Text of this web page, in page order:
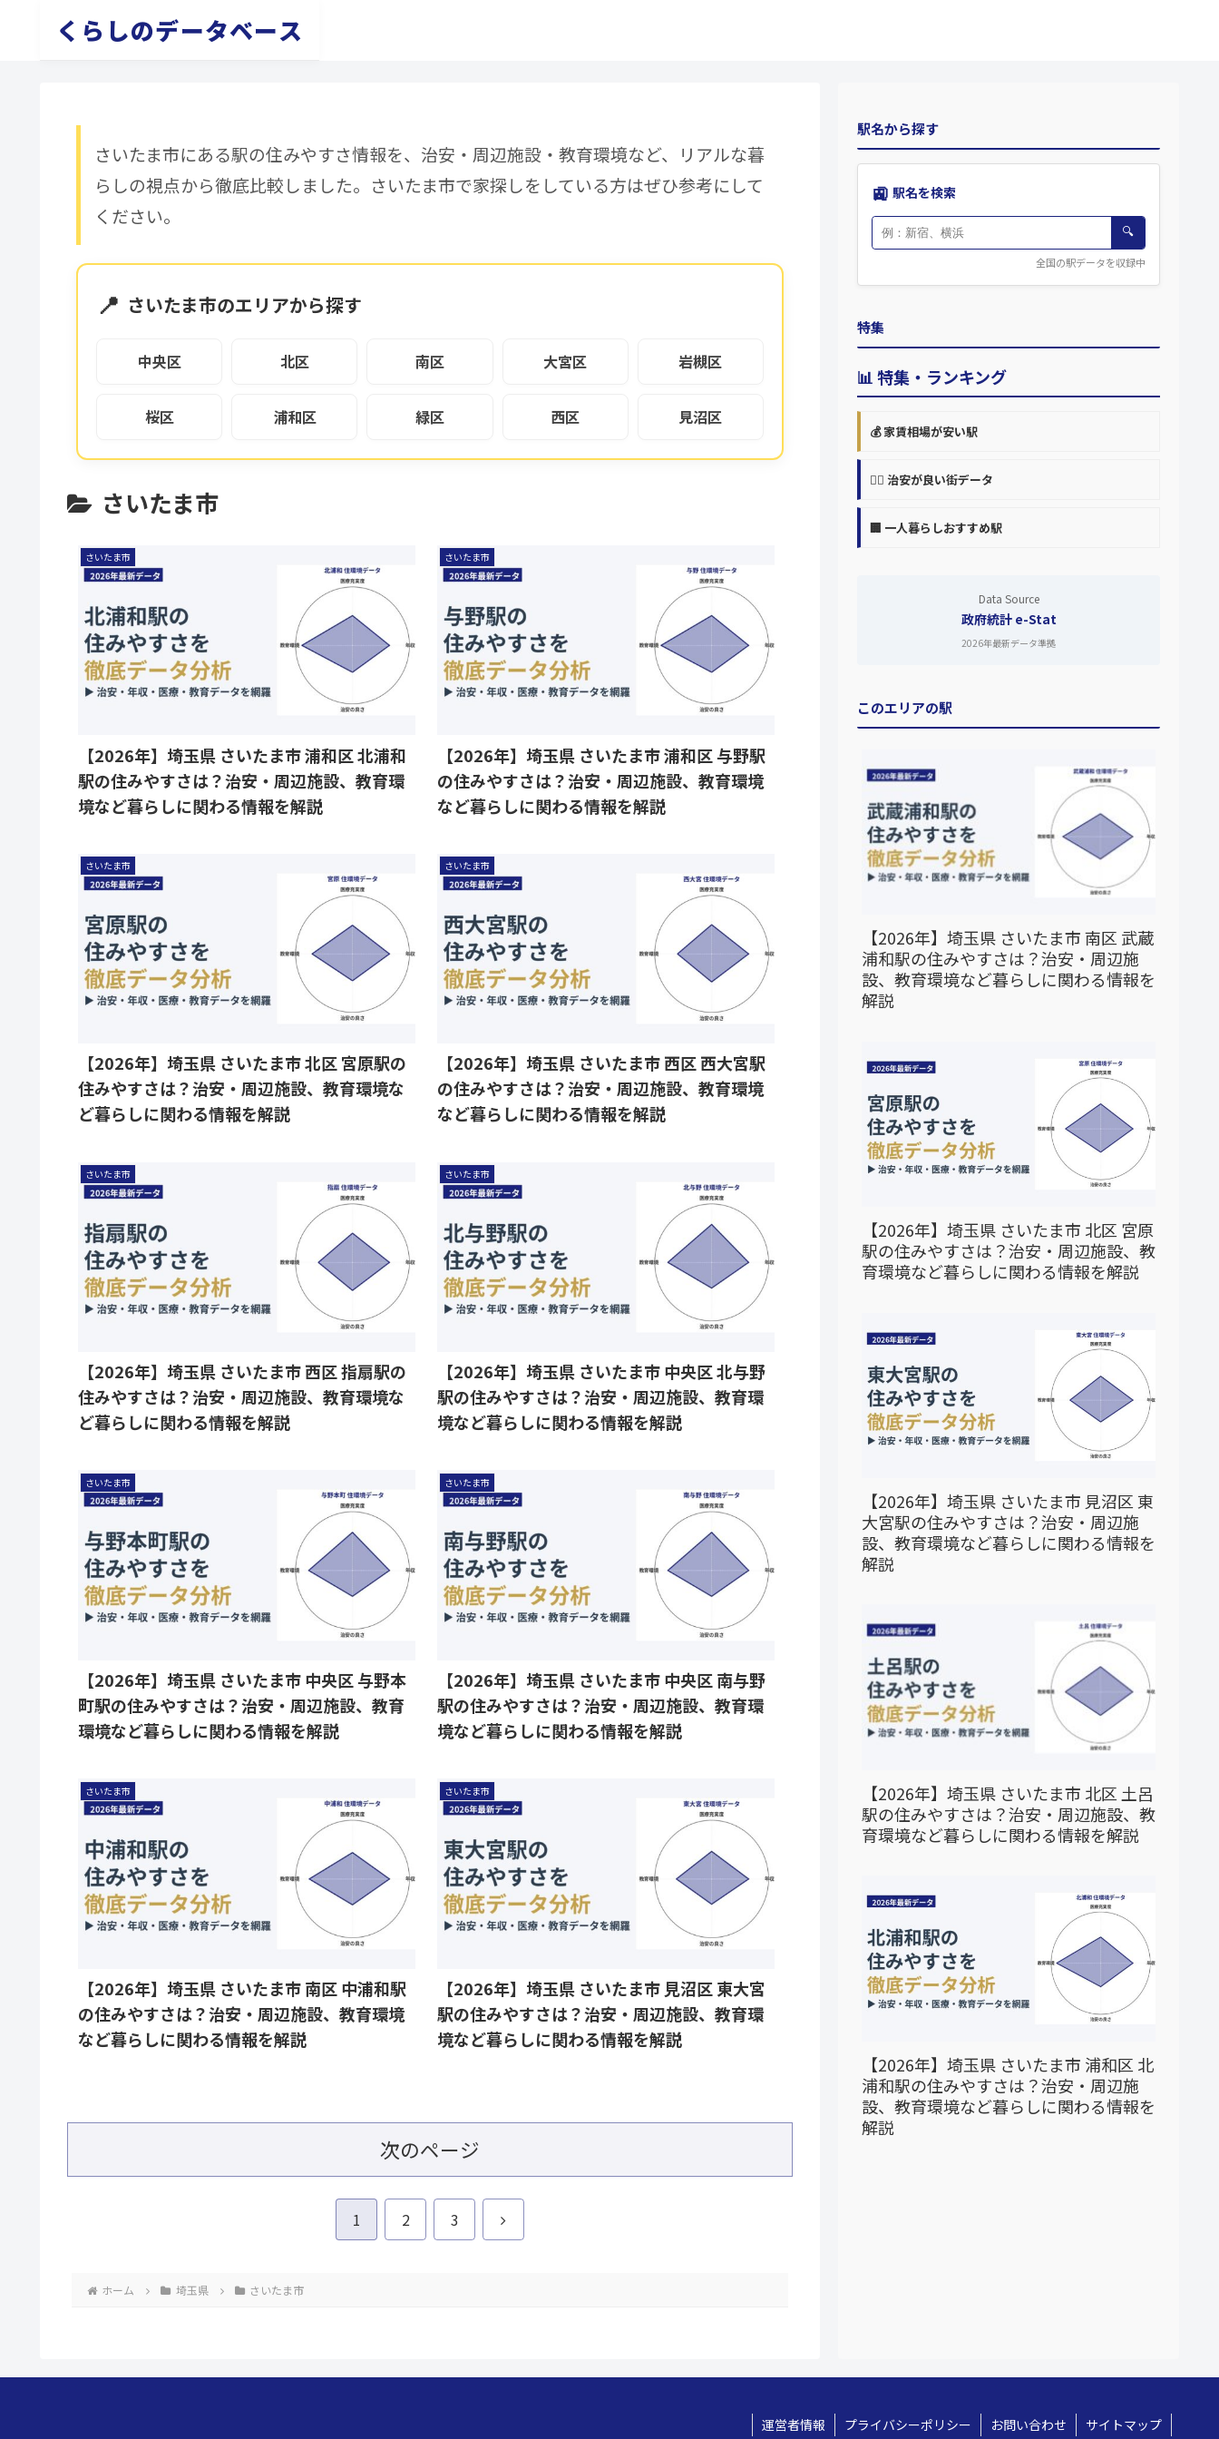
くらしのデータベース
さいたま市にある駅の住みやすさ情報を、治安・周辺施設・教育環境など、リアルな暮
らしの視点から徹底比較しました。さいたま市で家探しをしている方はぜひ参考にして
ください。
📍 さいたま市のエリアから探す
中央区 北区 南区 大宮区 岩槻区
桜区 浦和区 緑区 西区 見沼区
さいたま市
さいたま市
【2026年】埼玉県 さいたま市 浦和区 北浦和
駅の住みやすさは？治安・周辺施設、教育環
境など暮らしに関わる情報を解説
さいたま市
【2026年】埼玉県 さいたま市 浦和区 与野駅
の住みやすさは？治安・周辺施設、教育環境
など暮らしに関わる情報を解説
さいたま市
【2026年】埼玉県 さいたま市 北区 宮原駅の
住みやすさは？治安・周辺施設、教育環境な
ど暮らしに関わる情報を解説
さいたま市
【2026年】埼玉県 さいたま市 西区 西大宮駅
の住みやすさは？治安・周辺施設、教育環境
など暮らしに関わる情報を解説
さいたま市
【2026年】埼玉県 さいたま市 西区 指扇駅の
住みやすさは？治安・周辺施設、教育環境な
ど暮らしに関わる情報を解説
さいたま市
【2026年】埼玉県 さいたま市 中央区 北与野
駅の住みやすさは？治安・周辺施設、教育環
境など暮らしに関わる情報を解説
さいたま市
【2026年】埼玉県 さいたま市 中央区 与野本
町駅の住みやすさは？治安・周辺施設、教育
環境など暮らしに関わる情報を解説
さいたま市
【2026年】埼玉県 さいたま市 中央区 南与野
駅の住みやすさは？治安・周辺施設、教育環
境など暮らしに関わる情報を解説
さいたま市
【2026年】埼玉県 さいたま市 南区 中浦和駅
の住みやすさは？治安・周辺施設、教育環境
など暮らしに関わる情報を解説
さいたま市
【2026年】埼玉県 さいたま市 見沼区 東大宮
駅の住みやすさは？治安・周辺施設、教育環
境など暮らしに関わる情報を解説
次のページ
1 2 3
次
ホーム 埼玉県 さいたま市
駅名から探す
🚉 駅名を検索
🔍
全国の駅データを収録中
特集
📊 特集・ランキング
💰 家賃相場が安い駅
👮‍♀️ 治安が良い街データ
🏢 一人暮らしおすすめ駅
Data Source
政府統計 e-Stat
2026年最新データ準拠
このエリアの駅
【2026年】埼玉県 さいたま市 南区 武蔵
浦和駅の住みやすさは？治安・周辺施
設、教育環境など暮らしに関わる情報を
解説
【2026年】埼玉県 さいたま市 北区 宮原
駅の住みやすさは？治安・周辺施設、教
育環境など暮らしに関わる情報を解説
【2026年】埼玉県 さいたま市 見沼区 東
大宮駅の住みやすさは？治安・周辺施
設、教育環境など暮らしに関わる情報を
解説
【2026年】埼玉県 さいたま市 北区 土呂
駅の住みやすさは？治安・周辺施設、教
育環境など暮らしに関わる情報を解説
【2026年】埼玉県 さいたま市 浦和区 北
浦和駅の住みやすさは？治安・周辺施
設、教育環境など暮らしに関わる情報を
解説
運営者情報 プライバシーポリシー お問い合わせ サイトマップ